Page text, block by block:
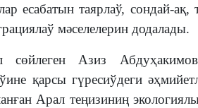
есабатын таярлаў, сондай-ақ,
мәселелерин додалады.
Азиз Абдуҳакимов
қарсы гүресиўдеги
Арал теңизиниң